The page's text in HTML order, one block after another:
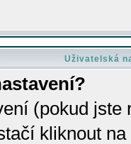
Uživatelská
(pokud
kliknout